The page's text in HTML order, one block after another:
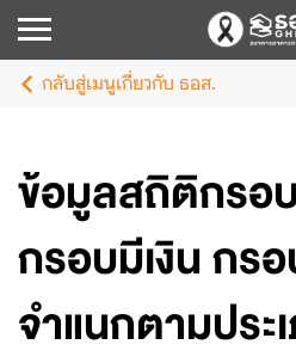
กลับสู่เมนูเกี่ยวกับ ธอส.
ข้อมูลสถิติกรอ
กรอบมีเงิน กร
จำแนกตามประ